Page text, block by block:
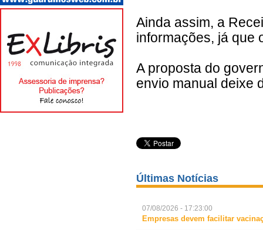
Ainda assim, a
informações, já que
A proposta do
envio manual deixe
Últimas Notícias
07/08/2026 - 17:23:00
Empresas devem facilitar